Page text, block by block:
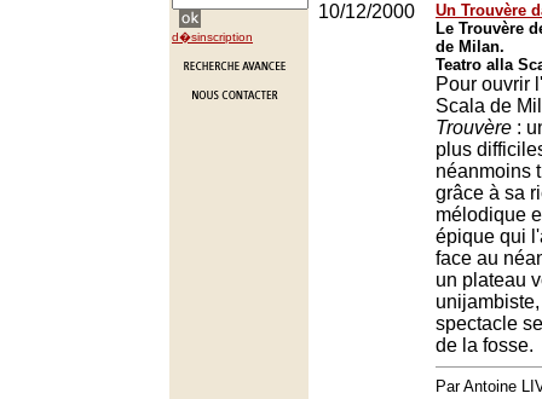
d�sinscription
10/12/2000
Un Trouvère
Le Trouvère
de Milan.
Teatro alla
Pour ouvrir
Scala de
Trouvère :
plus
néanmoins
grâce à sa
mélodique
épique qui
face au
un plateau
spectacle
de la fosse.
Par Antoine